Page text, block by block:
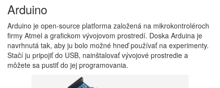
Arduino
Arduino je open-source platforma založená na mikrokontroléroch
firmy Atmel a grafickom vývojovom prostredí. Doska Arduina je
navrhnutá tak, aby ju bolo možné hneď používať na experimenty.
Stačí ju pripojiť do USB, nainštalovať vývojové prostredie a
môžete sa pustiť do jej programovania.